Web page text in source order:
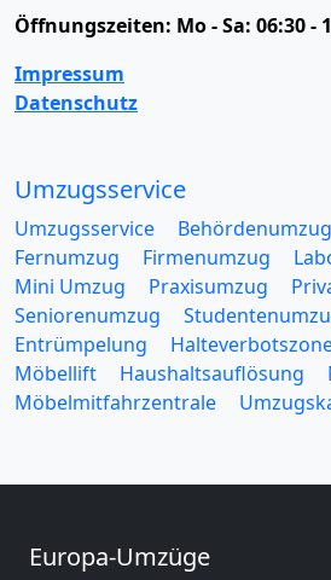
Öffnungszeiten: Mo - Sa: 06:30 -
Impressum
Datenschutz
Umzugsservice
Umzugsservice Behördenumzug
Fernumzug
Firmenumzug
Mini Umzug
Praxisumzug
Seniorenumzug
Entrümpelung
Möbellift
Haushaltsauflösung
Möbelmitfahrzentrale
Europa-Umzüge